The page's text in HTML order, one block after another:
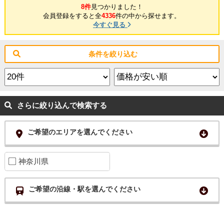
8件見つかりました！
会員登録をすると全4336件の中から探せます。
今すぐ見る
条件を絞り込む
さらに絞り込んで検索する
ご希望のエリアを選んでください
神奈川県
ご希望の沿線・駅を選んでください